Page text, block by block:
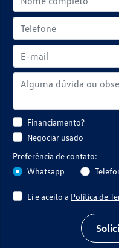
Financiamento?
Negociar usado
Preferência de contato:
Whatsapp
Li e aceito a Política de